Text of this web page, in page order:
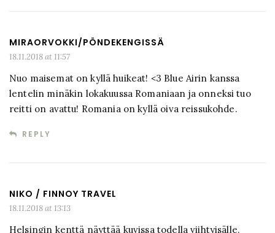
MIRAORVOKKI/PÖNDEKENGISSÄ
18.11.2018 at 11:57
Nuo maisemat on kyllä huikeat! <3 Blue Airin kanssa
lentelin minäkin lokakuussa Romaniaan ja onneksi tuo
reitti on avattu! Romania on kyllä oiva reissukohde.
REPLY
NIKO / FINNOY TRAVEL
18.11.2018 at 13:13
Helsingin kenttä näyttää kuvissa todella viihtyisälle.